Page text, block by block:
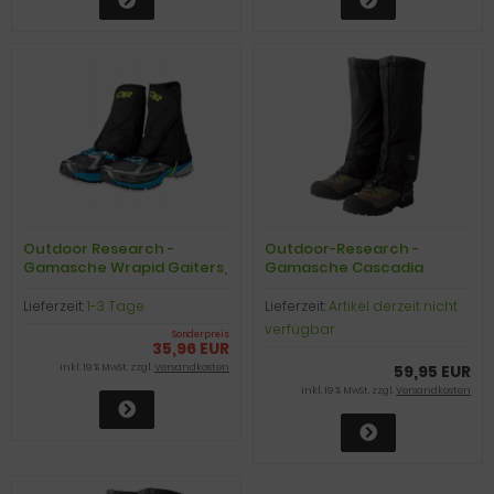
Outdoor Research -
Gamasche Wrapid Gaiters,
Lieferzeit:1-3 Tage
Sonderpreis
35,96 EUR
inkl. 19 % MwSt. zzgl.Versandkosten
Outdoor-Research -
Gamasche Cascadia
Lieferzeit:Artikel derzeit nicht
verfügbar
59,95 EUR
inkl. 19 % MwSt. zzgl.Versandkosten